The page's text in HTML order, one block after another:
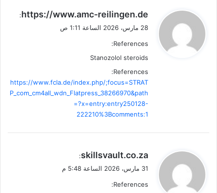
ي
ل
https://www.amc-reilingen.de
:
28 مارس، 2026 الساعة 1:11 ص
References:
Stanozolol steroids
References:
https://www.fcla.de/index.php/;focus=STRAT
P_com_cm4all_wdn_Flatpress_38266970&path
=?x=entry:entry250128-
222210%3Bcomments:1
ي
ل
skillsvault.co.za
:
31 مارس، 2026 الساعة 5:48 م
References: